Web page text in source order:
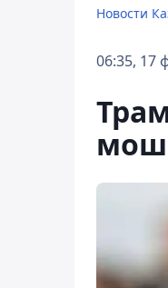
Новости
06:35, 17